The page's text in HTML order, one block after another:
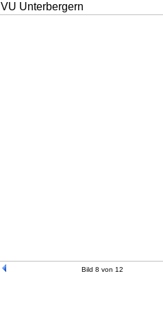
VU Unterbergern
Bild 8 von 12